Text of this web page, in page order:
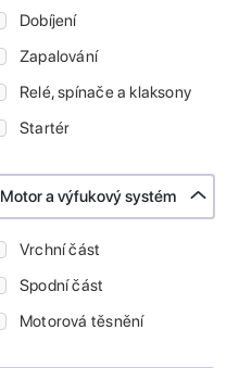
Dobíjení
Zapalování
Relé, spínače a klaksony
Startér
Motor a výfukový systém
Vrchní část
Spodní část
Motorová těsnění